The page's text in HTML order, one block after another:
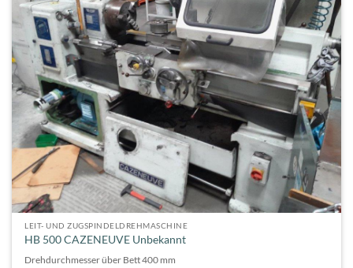
LEIT- UND ZUGSPINDELDREHMASCHINE
HB 500 CAZENEUVE Unbekannt
Drehdurchmesser über Bett 400 mm